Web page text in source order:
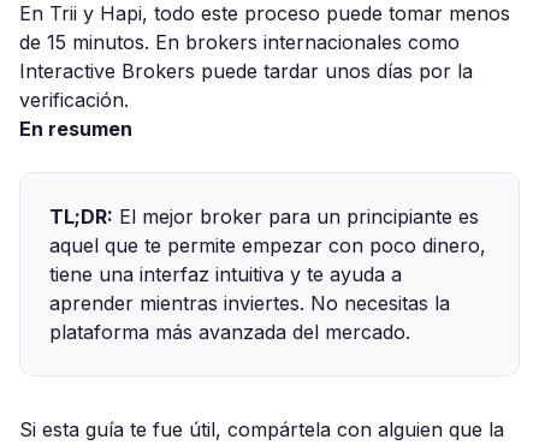
En Trii y Hapi, todo este proceso puede tomar menos
de 15 minutos. En brokers internacionales como
Interactive Brokers puede tardar unos días por la
verificación.
En resumen
TL;DR: El mejor broker para un principiante es
aquel que te permite empezar con poco dinero,
tiene una interfaz intuitiva y te ayuda a
aprender mientras inviertes. No necesitas la
plataforma más avanzada del mercado.
Si esta guía te fue útil, compártela con alguien que la